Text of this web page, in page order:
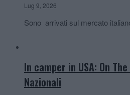
Lug 9, 2026
Sono arrivati sul mercato
In camper in USA: On
Nazionali